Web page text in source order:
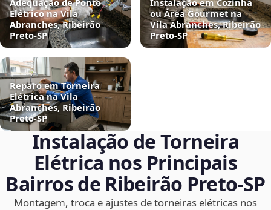
Adequação de Ponto
Elétrico na Vila
Abranches, Ribeirão
Preto‑SP
Instalação em Cozinha
ou Área Gourmet na
Vila Abranches, Ribeirão
Preto‑SP
Reparo em Torneira
Elétrica na Vila
Abranches, Ribeirão
Preto‑SP
Instalação de Torneira
Elétrica nos Principais
Bairros de Ribeirão Preto‑SP
Montagem, troca e ajustes de torneiras elétricas nos